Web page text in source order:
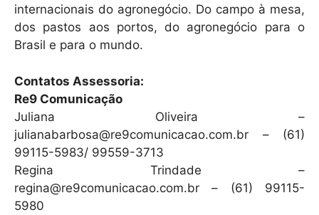
internacionais do agronegócio. Do campo à mesa,
dos pastos aos portos, do agronegócio para o
Brasil e para o mundo.
Contatos Assessoria:
Re9 Comunicação
Juliana Oliveira –
julianabarbosa@re9comunicacao.com.br – (61)
99115-5983/ 99559-3713
Regina Trindade –
regina@re9comunicacao.com.br – (61) 99115-
5980